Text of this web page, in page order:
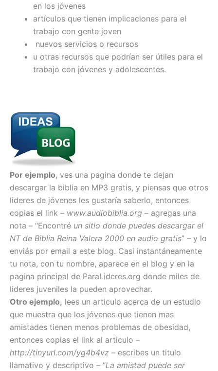
en los jóvenes
artículos que tienen implicaciones para el
trabajo con gente joven
nuevos servicios o recursos
u otras recursos que podrían ser útiles para el
trabajo con jóvenes y adolescentes.
Por ejemplo, ves una pagina donde te dejan
descargar la biblia en MP3 gratis, y piensas que otros
lideres de jóvenes les gustaría saberlo, entonces
copias el link – www.audiobiblia.org – agregas una
nota – “Encontré un sitio donde puedes descargar el
NT de Biblia Reina Valera 2000 en audio gratis” – y lo
enviás por email a este blog. Casi instantáneamente
tu nota, con tu nombre, aparece en el blog y en la
pagina principal de ParaLideres.org donde miles de
lideres juveniles la pueden aprovechar.
Otro ejemplo, lees un articulo acerca de un estudio
que muestra que los jóvenes que tienen mas
amistades tienen menos problemas de obesidad,
entonces copias el link al articulo –
http://tinyurl.com/yg4b4vz – escribes un titulo
llamativo y descriptivo – “La amistad puede ser